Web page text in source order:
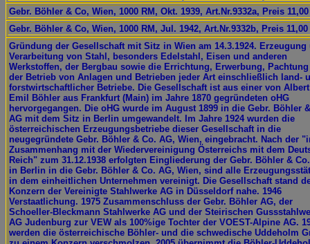
Gebr. Böhler & Co, Wien, 1000 RM, Okt. 1939, Art.Nr.9332a, Preis 11,00
Gebr. Böhler & Co, Wien, 1000 RM, Jul. 1942, Art.Nr.9332b, Preis 11,00
Gründung der Gesellschaft mit Sitz in Wien am 14.3.1924. Erzeugung
Verarbeitung von Stahl, besonders Edelstahl, Eisen und anderen
Werkstoffen, der Bergbau sowie die Errichtung, Erwerbung,
der Betrieb von Anlagen und Betrieben jeder Art einschließlich land-
forstwirtschaftlicher Betriebe. Die Gesellschaft ist aus einer von
Emil Böhler aus Frankfurt (Main) im Jahre 1870 gegründeten oHG
hervorgegangen. Die oHG wurde im August 1899 in die Gebr. Böhler
AG mit dem Sitz in Berlin umgewandelt. Im Jahre 1924 wurden die
österreichischen Erzeugungsbetriebe dieser Gesellschaft in die
neugegründete Gebr. Böhler & Co. AG, Wien, eingebracht. Nach der
Zusammenhang mit der Wiedervereinigung Österreichs mit dem
Reich" zum 31.12.1938 erfolgten Eingliederung der Gebr. Böhler &
in Berlin in die Gebr. Böhler & Co. AG, Wien, sind alle
in dem einheitlichen Unternehmen vereinigt. Die Gesellschaft stand
Konzern der Vereinigte Stahlwerke AG in Düsseldorf nahe. 1946
Verstaatlichung. 1975 Zusammenschluss der Gebr. Böhler AG, der
Schoeller-Bleckmann Stahlwerke AG und der Steirischen
AG Judenburg zur VEW als 100%ige Tochter der VOEST-Alpine AG.
werden die österreichische Böhler- und die schwedische Uddeholm